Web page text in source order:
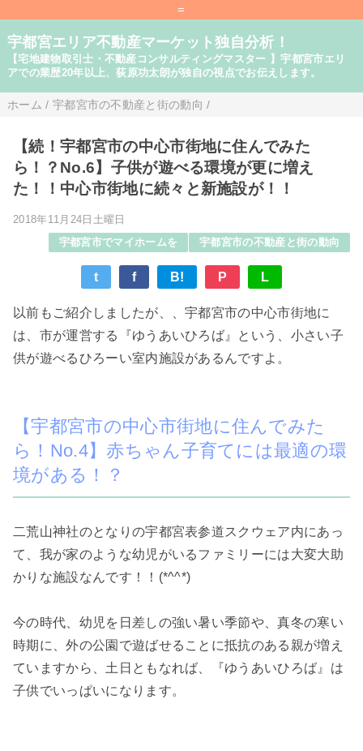
=
宇都宮エリア不動産マーケット独自分析！
【宅地建物取引士・不動産コンサルティングマスター 】宇都宮市エリ
アでの業歴20年以上、荻原功太朗が独自の視点でお伝えします。
ホーム / 宇都宮市の不動産と街の動向 /
【続！宇都宮市の中心市街地に住んでみた
ら！？No.6】子供が遊べる環境が更に増え
た！！中心市街地に続々と新施設が！！
2018年11月24日土曜日
宇都宮市でマイホームを
宇都宮市の不動産と街の動向
t f B! P L
以前もご紹介しましたが、、宇都宮市の中心市街地に
は、市が運営する『ゆうあいひろば』という、小さい子
供が遊べるひろーい室内施設があるんですよ。
【宇都宮市の中心市街地に住んでみた
ら！No.4】赤ちゃん子育てには最適の環
境がある！？
二荒山神社のとなりの宇都宮表参道スクウェア内にあっ
て、我が家のような幼児がいるファミリーには大変大助
かりな施設なんです！！(*^^*)
今の時代、幼児を日差しの強い暑い季節や、真冬の寒い
時期に、外の公園で遊ばせることに抵抗のある親が増え
ていますから、土日ともなれば、『ゆうあいひろば』は
子供でいっぱいになります。